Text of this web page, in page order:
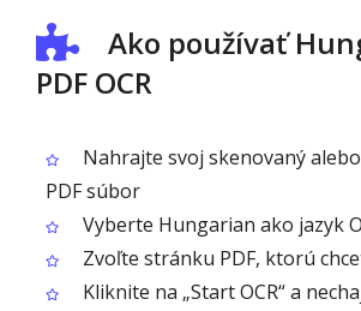
Ako používať
PDF OCR
Nahrajte svoj skenovaný
PDF súbor
Vyberte Hungarian ako jazyk
Zvoľte stránku PDF, ktorú
Kliknite na „Start OCR“ a